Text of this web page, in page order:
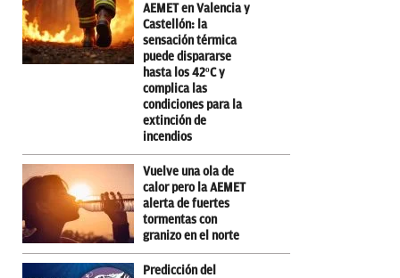
AEMET en Valencia y
Castellón: la
sensación térmica
puede dispararse
hasta los 42ºC y
complica las
condiciones para la
extinción de
incendios
Vuelve una ola de
calor pero la AEMET
alerta de fuertes
tormentas con
granizo en el norte
Predicción del